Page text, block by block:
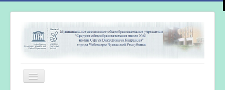
Включить/
выключить